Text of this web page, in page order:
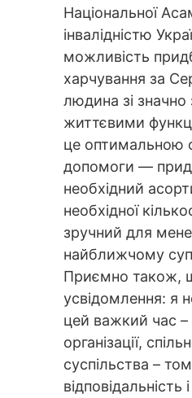
Національної
інвалідністю
можливість
харчування за
людина зі
життєвими
це оптимальною
допомоги —
необхідний
необхідної
зручний для
найближчому
Приємно також,
усвідомлення: я
цей важкий час –
організації,
суспільства –
відповідальність